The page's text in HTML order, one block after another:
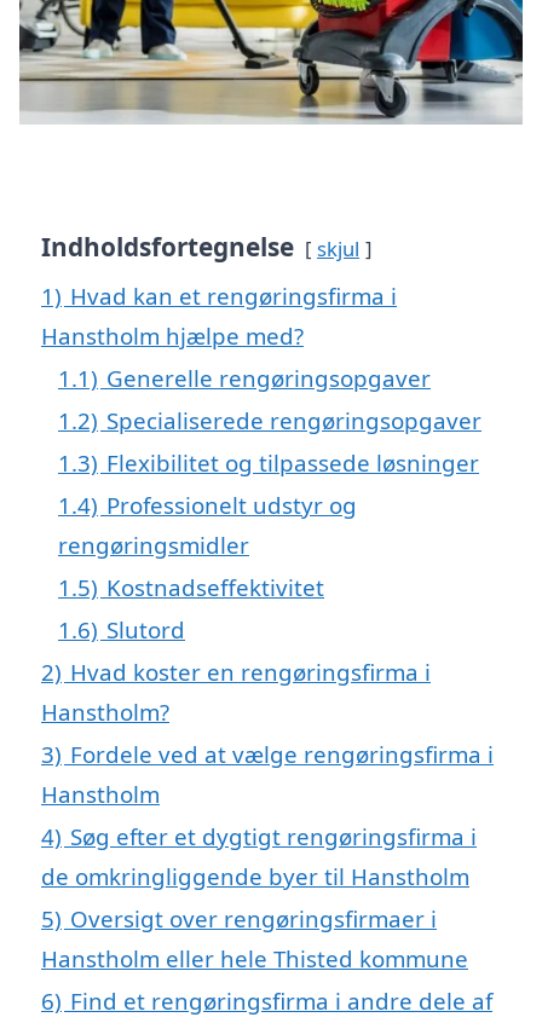
Indholdsfortegnelse skjul
1) Hvad kan et rengøringsfirma i
Hanstholm hjælpe med?
1.1) Generelle rengøringsopgaver
1.2) Specialiserede rengøringsopgaver
1.3) Flexibilitet og tilpassede løsninger
1.4) Professionelt udstyr og
rengøringsmidler
1.5) Kostnadseffektivitet
1.6) Slutord
2) Hvad koster en rengøringsfirma i
Hanstholm?
3) Fordele ved at vælge rengøringsfirma i
Hanstholm
4) Søg efter et dygtigt rengøringsfirma i
de omkringliggende byer til Hanstholm
5) Oversigt over rengøringsfirmaer i
Hanstholm eller hele Thisted kommune
6) Find et rengøringsfirma i andre dele af